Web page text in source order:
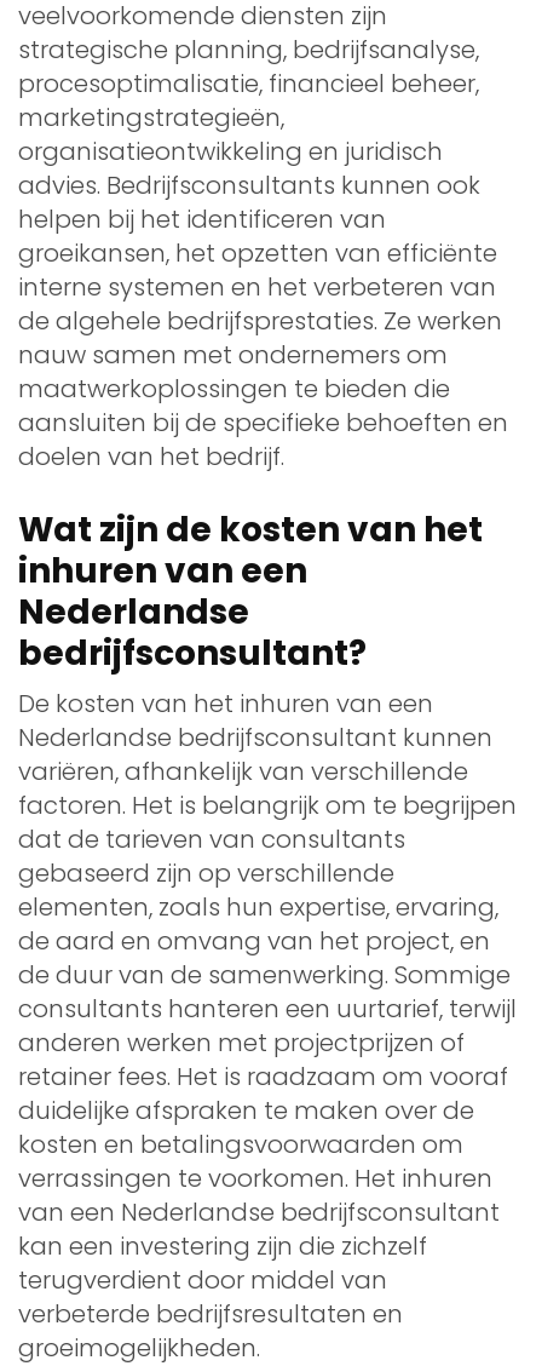
veelvoorkomende diensten zijn
strategische planning, bedrijfsanalyse,
procesoptimalisatie, financieel beheer,
marketingstrategieën,
organisatieontwikkeling en juridisch
advies. Bedrijfsconsultants kunnen ook
helpen bij het identificeren van
groeikansen, het opzetten van efficiënte
interne systemen en het verbeteren van
de algehele bedrijfsprestaties. Ze werken
nauw samen met ondernemers om
maatwerkoplossingen te bieden die
aansluiten bij de specifieke behoeften en
doelen van het bedrijf.
Wat zijn de kosten van het
inhuren van een
Nederlandse
bedrijfsconsultant?
De kosten van het inhuren van een
Nederlandse bedrijfsconsultant kunnen
variëren, afhankelijk van verschillende
factoren. Het is belangrijk om te begrijpen
dat de tarieven van consultants
gebaseerd zijn op verschillende
elementen, zoals hun expertise, ervaring,
de aard en omvang van het project, en
de duur van de samenwerking. Sommige
consultants hanteren een uurtarief, terwijl
anderen werken met projectprijzen of
retainer fees. Het is raadzaam om vooraf
duidelijke afspraken te maken over de
kosten en betalingsvoorwaarden om
verrassingen te voorkomen. Het inhuren
van een Nederlandse bedrijfsconsultant
kan een investering zijn die zichzelf
terugverdient door middel van
verbeterde bedrijfsresultaten en
groeimogelijkheden.